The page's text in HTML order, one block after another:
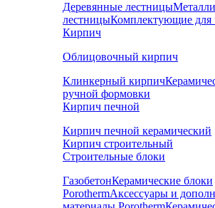
Деревянные лестницы
лестницыКомплектующие для
Кирпич
Облицовочный кирпич
Клинкерный кирпич
ручной формовки
Кирпич печной
Кирпич печной керамический
Кирпич строительный
Строительные блоки
ГазобетонКерамические блоки
PorothermАксессуары и